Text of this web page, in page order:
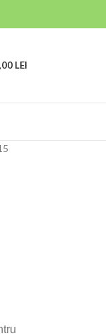
LEI